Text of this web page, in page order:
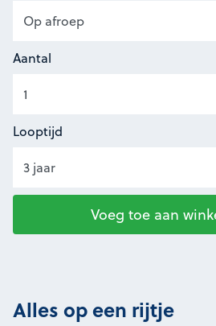
Aantal
Looptijd
Voeg toe aan
Alles op een rijtje